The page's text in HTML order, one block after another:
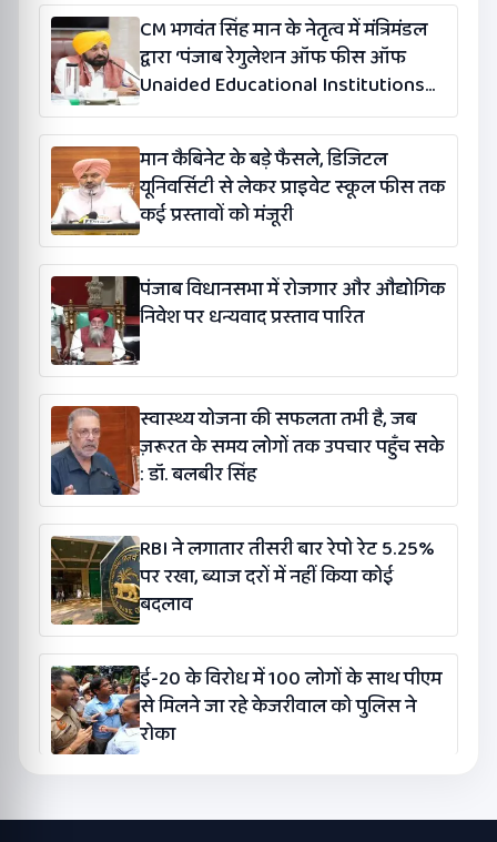
CM भगवंत सिंह मान के नेतृत्व में मंत्रिमंडल
द्वारा ‘पंजाब रेगुलेशन ऑफ फीस ऑफ
Unaided Educational Institutions
(संशोधन) विधेयक-2026’ पास
मान कैबिनेट के बड़े फैसले, डिजिटल
यूनिवर्सिटी से लेकर प्राइवेट स्कूल फीस तक
कई प्रस्तावों को मंजूरी
पंजाब विधानसभा में रोजगार और औद्योगिक
निवेश पर धन्यवाद प्रस्ताव पारित
स्वास्थ्य योजना की सफलता तभी है, जब
ज़रूरत के समय लोगों तक उपचार पहुँच सके
: डॉ. बलबीर सिंह
RBI ने लगातार तीसरी बार रेपो रेट 5.25%
पर रखा, ब्याज दरों में नहीं किया कोई
बदलाव
ई-20 के विरोध में 100 लोगों के साथ पीएम
से मिलने जा रहे केजरीवाल को पुलिस ने
रोका